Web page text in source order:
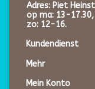
Adres: Piet
op ma: 13-
zo: 12-16.
Kundendienst
Mehr
Mein Konto